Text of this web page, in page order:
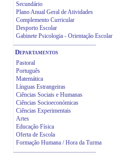
Secundário
Plano Anual Geral de Atividades
Complemento Curricular
Desporto Escolar
Gabinete Psicologia - Orientação Escolar
Departamentos
Pastoral
Português
Matemática
Línguas Estrangeiras
Ciências Sociais e Humanas
Ciências Socioeconómicas
Ciências Experimentais
Artes
Educação Física
Oferta de Escola
Formação Humana / Hora da Turma